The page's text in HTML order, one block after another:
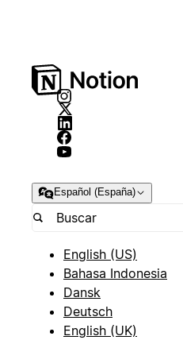
Español (España)
English (US)
Bahasa Indonesia
Dansk
Deutsch
English (UK)